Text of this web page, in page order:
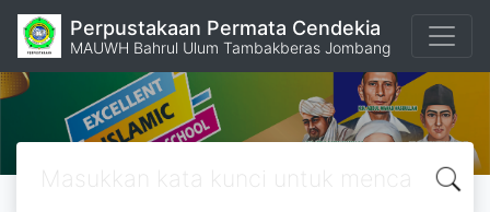
Perpustakaan Permata Cendekia
MAUWH Bahrul Ulum Tambakberas Jombang